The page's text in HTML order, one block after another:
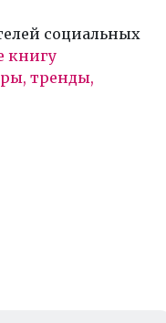
социальных
книгу
тренды,